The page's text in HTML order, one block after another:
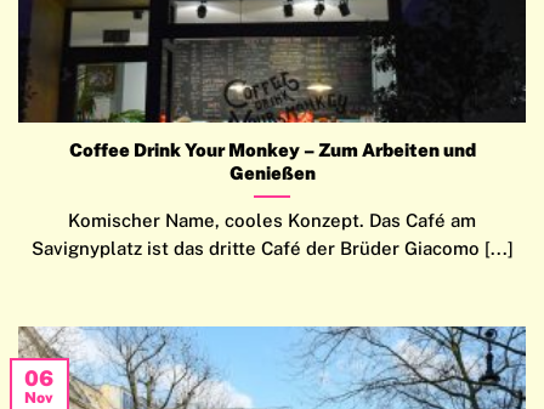
Coffee Drink Your Monkey – Zum Arbeiten und
Genießen
Komischer Name, cooles Konzept. Das Café am
Savignyplatz ist das dritte Café der Brüder Giacomo [...]
06
Nov